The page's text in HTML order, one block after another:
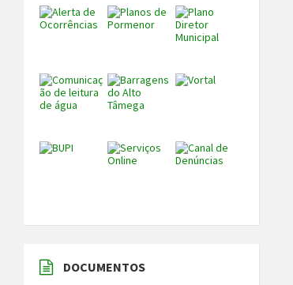
DOCUMENTOS